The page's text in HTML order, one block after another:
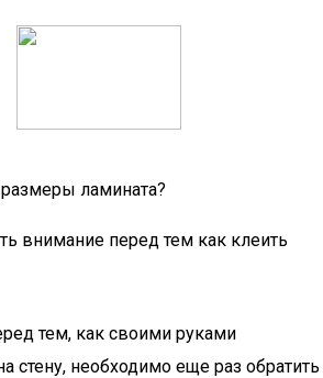
ламината?
внимание перед тем как клеить
тем, как своими руками
стену, необходимо еще раз обратить